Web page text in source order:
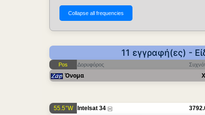
11 εγγραφή(ες) -
Pos Δορυφόρος
Όνομα
55.5°W Intelsat 34